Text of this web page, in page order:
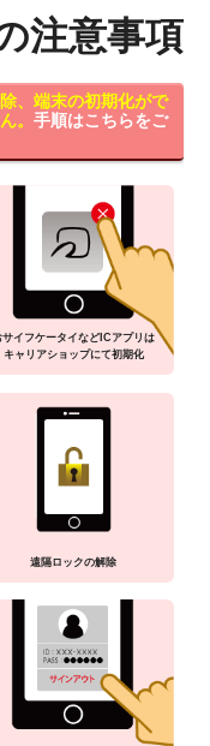
注意事項
、端末の初期化がで
。 手順はこちらをご
サイフケータイなどICアプリは
キャリアショップにて初期化
遠隔ロックの解除